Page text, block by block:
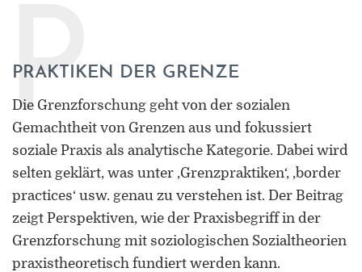
PRAKTIKEN DER GRENZE
P
Die Grenzforschung geht von der sozialen
Gemachtheit von Grenzen aus und fokussiert
soziale Praxis als analytische Kategorie. Dabei wird
selten geklärt, was unter ‚Grenzpraktiken‘, ‚border
practices‘ usw. genau zu verstehen ist. Der Beitrag
zeigt Perspektiven, wie der Praxisbegriff in der
Grenzforschung mit soziologischen Sozialtheorien
praxistheoretisch fundiert werden kann.